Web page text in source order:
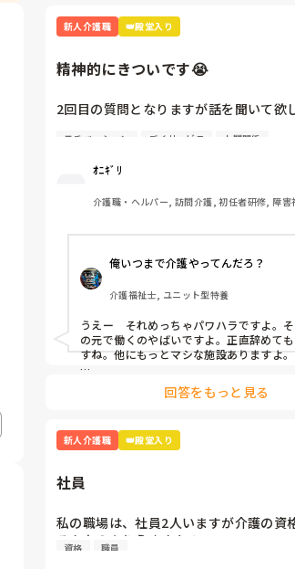
新人介護職 👑殿堂入り
精神的にきついです😭
2回目の質問となりますが話を聞いて欲
4月から約1週間たち、仕事も少しずつで
この1週間精神的にきついです。
A(上司)からの厳しい言葉、言い方が本
「お前邪魔」「お前がやれよ」「は？な
同期の子、他の職員の方とも話したので
「A(上司)って言い方きついよね」「昭
うか…自分の思い通りにならないとキ
と。
いい時もあります。利用者様の前では絶
乗り越え方ってありますか？気にしない
さっきも「ティッシュ早く取りに行けよ
「どこにあるか分かりません」と言うと
るからね」と教えて頂きました。
モチベーション デイサービス 人間関係
ｵﾆｷﾞﾘ
介護職・ヘルパー, 訪問介護, 初任者研修, 障害
俺いつまで介護やってんだろ？
介護福祉士, ユニット型特養
うえー　それめっちゃパワハラですよ。
の元で働くのやばいですよ。正直辞めて
すね。他にもっとマシな施設ありますよ。
乗り越え方としては
どうせこいつは怒るだろうって思って、気
昭和気質な方って高圧的な言動が多いので
んが仕事を覚えて1人前になって仕事で見
ることに気づいてないので、時代が遅れて
一番最強なのはボイスレコーダーでそいつ
発言録音して、出るとこ出ちゃうこと。
回答をもっと見る
新人介護職 👑殿堂入り
社員
私の職場は、社員2人いますが介護の資
そんなのありえますか？
資格 職員